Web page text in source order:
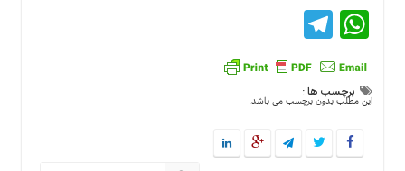
کتاب
WhatsApp
Telegram
برچسب ها :
این مطلب بدون برچسب می باشد.